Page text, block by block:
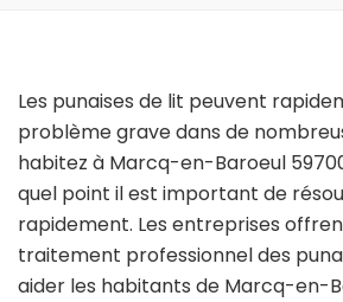
Les punaises de lit peuvent
problème grave dans de
habitez à Marcq-en-Baroeul
quel point il est important de
rapidement. Les entreprises
traitement professionnel des
aider les habitants de Marcq-en-